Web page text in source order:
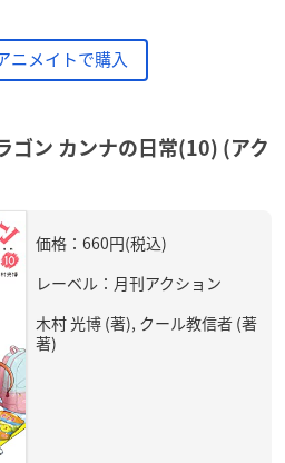
ニメイトで購入
ゴン カンナの日常(10) (アク
価格：660円(税込)
レーベル：月刊アクション
木村 光博 (著), クール教信者 (著
著)